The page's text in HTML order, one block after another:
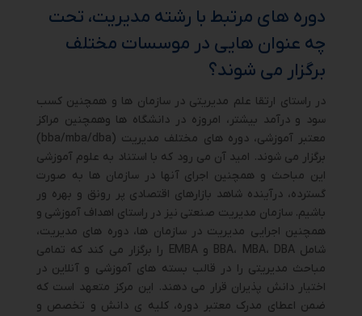
دوره های مرتبط با رشته مدیریت، تحت
چه عنوان هایی در موسسات مختلف
برگزار می شوند؟
در راستای ارتقا علم مدیریتی در سازمان ها و همچنین کسب
سود و درآمد بیشتر، امروزه در دانشگاه ها وهمچنین مراکز
معتبر آموزشی، دوره های مختلف مدیریت (bba/mba/dba)
برگزار می شوند. امید آن می رود که با استناد به علوم آموزشی
این مباحث و همچنین اجرای آنها در سازمان ها به صورت
گسترده، درآینده شاهد بازارهای اقتصادی پر رونق و بهره ور
باشیم. سازمان مدیریت صنعتی نیز در راستای اهداف آموزشی و
همچنین اجرایی مدیریت در سازمان ها، دوره های مدیریت،
شامل BBA، MBA، DBA و EMBA را برگزار می کند که تمامی
مباحث مدیریتی را در قالب بسته های آموزشی و آنلاین در
اختیار دانش پذیران قرار می دهند. این مرکز متعهد است که
ضمن اعطای مدرک معتبر دوره، کلیه ی دانش و تخصص و